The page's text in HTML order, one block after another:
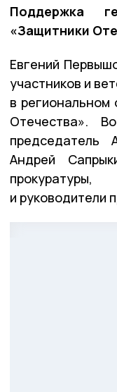
Поддержка
«Защитники
Евгений
участников и
в
Отечества».
председатель
Андрей
и руководители